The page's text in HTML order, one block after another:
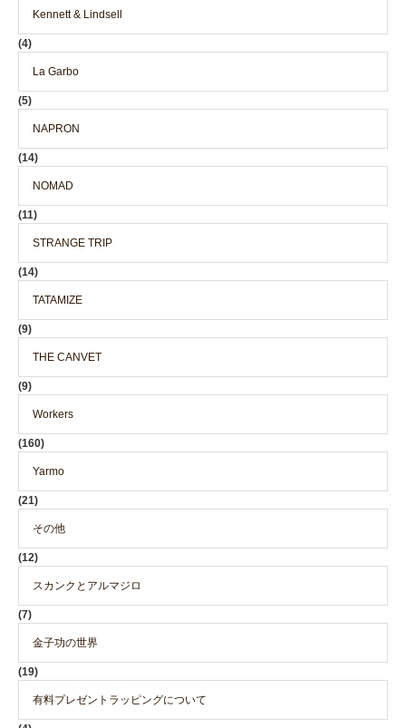
Kennett & Lindsell
(4)
La Garbo
(5)
NAPRON
(14)
NOMAD
(11)
STRANGE TRIP
(14)
TATAMIZE
(9)
THE CANVET
(9)
Workers
(160)
Yarmo
(21)
その他
(12)
スカンクとアルマジロ
(7)
金子功の世界
(19)
有料プレゼントラッピングについて